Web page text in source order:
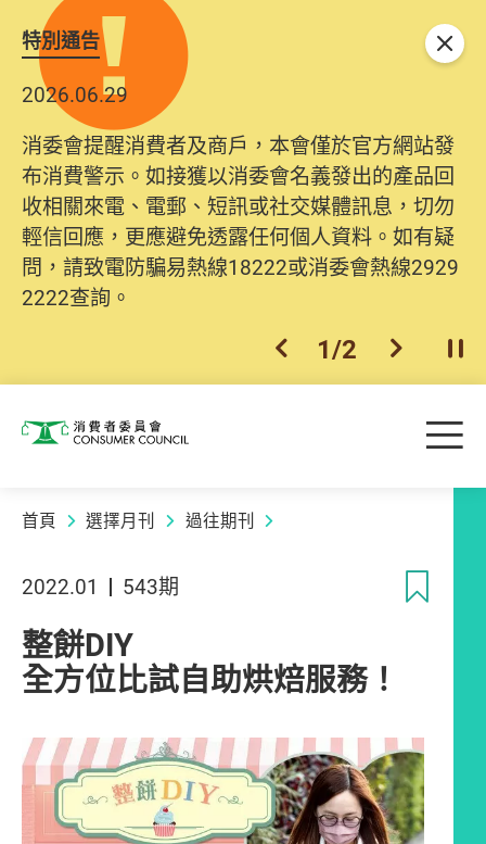
特別通告
2026.06.29
消委會提醒消費者及商戶，本會僅於官方網站發
布消費警示。如接獲以消委會名義發出的產品回
收相關來電、電郵、短訊或社交媒體訊息，切勿
輕信回應，更應避免透露任何個人資料。如有疑
問，請致電防騙易熱線18222或消委會熱線2929
2222查詢。
上一個
1/2 下一個開
關閉
消費者委員會 目
首頁 選擇月刊 過往期刊
2022.01 543期
整餅DIY
全方位比試自助烘焙服務！